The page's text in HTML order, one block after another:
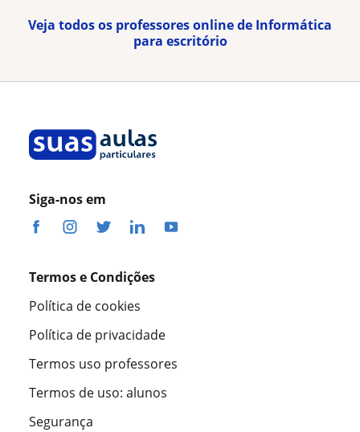
Veja todos os professores online de Informática
para escritório
Siga-nos em
Termos e Condições
Política de cookies
Política de privacidade
Termos uso professores
Termos de uso: alunos
Segurança